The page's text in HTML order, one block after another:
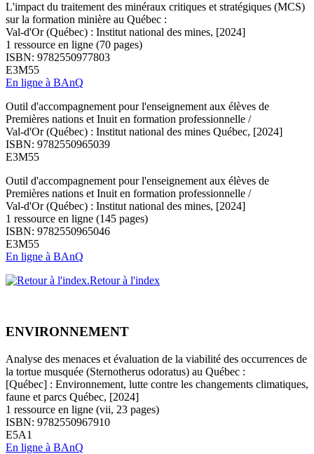
L'impact du traitement des minéraux critiques et stratégiques (MCS)
sur la formation minière au Québec :
Val-d'Or (Québec) : Institut national des mines, [2024]
1 ressource en ligne (70 pages)
ISBN: 9782550977803
E3M55
En ligne à BAnQ
Outil d'accompagnement pour l'enseignement aux élèves de
Premières nations et Inuit en formation professionnelle /
Val-d'Or (Québec) : Institut national des mines Québec, [2024]
ISBN: 9782550965039
E3M55
Outil d'accompagnement pour l'enseignement aux élèves de
Premières nations et Inuit en formation professionnelle /
Val-d'Or (Québec) : Institut national des mines, [2024]
1 ressource en ligne (145 pages)
ISBN: 9782550965046
E3M55
En ligne à BAnQ
Retour à l'index
ENVIRONNEMENT
Analyse des menaces et évaluation de la viabilité des occurrences de
la tortue musquée (Sternotherus odoratus) au Québec :
[Québec] : Environnement, lutte contre les changements climatiques,
faune et parcs Québec, [2024]
1 ressource en ligne (vii, 23 pages)
ISBN: 9782550967910
E5A1
En ligne à BAnQ